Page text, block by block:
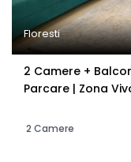
Floresti
2 Camere +
Parcare | Zona
2 Camere